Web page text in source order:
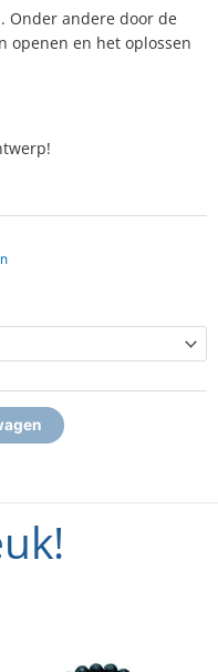
Onder andere door de
openen en het oplossen